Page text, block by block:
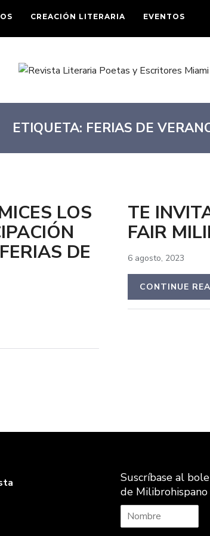
CREACIÓN LITERARIA EVENTOS
ETIQUETA: FERIAS DE
LOS
DE
TE
FAIR
6 agosto, 2023
CONTINUE
Suscríbase al
de Milibrohispano